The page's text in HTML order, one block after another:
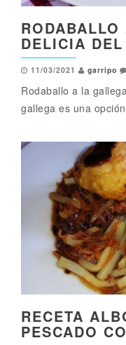
DELICIA
11/03/2021 garripo
Rodaballo a la
gallega es una
RECETA
PESCADO